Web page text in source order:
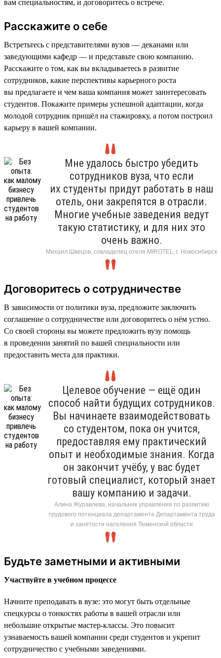
вам специальностям, и договоритесь о встрече.
Расскажите о себе
Встретьтесь с представителями вузов — деканами или
заведующими кафедр — и представьте свою компанию.
Расскажите о том, как вы вкладываетесь в развитие
сотрудников, какие перспективы карьерного роста
вы предлагаете и чем ваша компания может заинтересовать
студентов. Покажите примеры успешной адаптации, когда
молодой сотрудник пришёл на стажировку, а потом построил
карьеру в вашей компании.
Мне удалось быстро убедить
сотрудников вуза, что если
их студенты придут работать в наш
отель, они закрепятся в отрасли.
Многие учебные заведения ведут
такую статистику, и для них это
очень важно.
Михаил Швецов, совладелец отеля MIROTEL, г. Новосибирск
Договоритесь о сотрудничестве
В зависимости от политики вуза, предложите заключить
соглашение о сотрудничестве или договоритесь о нём устно.
Со своей стороны вы можете предложить вузу помощь
в проведении занятий по вашей специальности или
предоставить места для практики.
Целевое обучение — ещё один
способ найти будущих сотрудников.
Вы начинаете взаимодействовать
со студентом, пока он учится,
предоставляя ему практический
опыт и необходимые знания. Когда
он закончит учёбу, у вас будет
готовый специалист, который знает
вашу компанию и задачи.
Алина Журавлева, начальник управления по развитию
трудового потенциала департамента Департамента труда
и занятости населения Тюменской области
Будьте заметными и активными
Участвуйте в учебном процессе
Начните преподавать в вузе: это могут быть отдельные
спецкурсы о тонкостях работы в вашей отрасли или
небольшие открытые мастер-классы. Это повысит
узнаваемость вашей компании среди студентов и укрепит
сотрудничество с учебными заведениями.